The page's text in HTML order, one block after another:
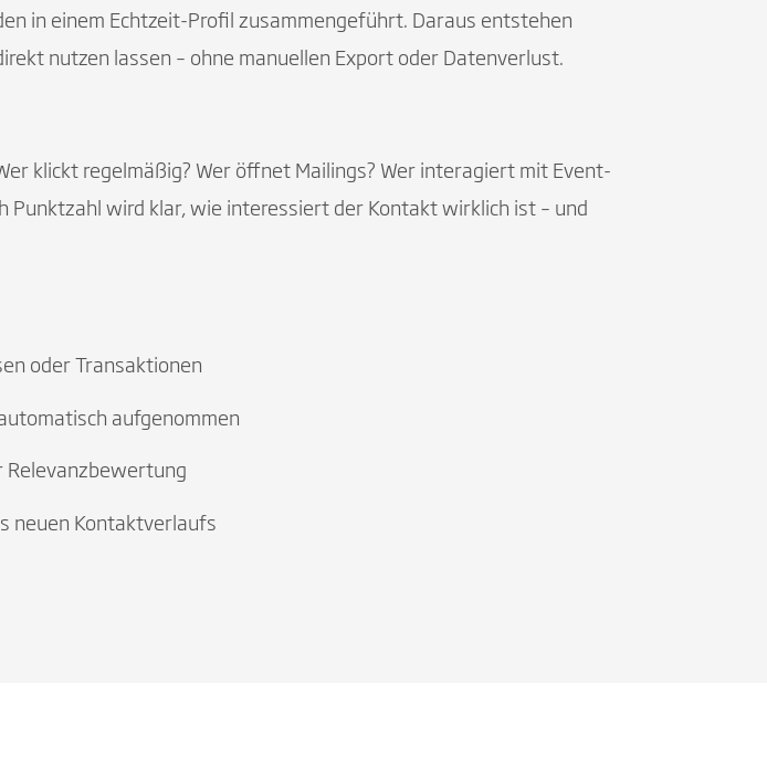
in einem Echtzeit-Profil zusammengeführt. Daraus entstehen
nutzen lassen – ohne manuellen Export oder Datenverlust.
klickt regelmäßig? Wer öffnet Mailings? Wer interagiert mit Event-
Punktzahl wird klar, wie interessiert der Kontakt wirklich ist – und
oder Transaktionen
aufgenommen
Relevanzbewertung
neuen Kontaktverlaufs